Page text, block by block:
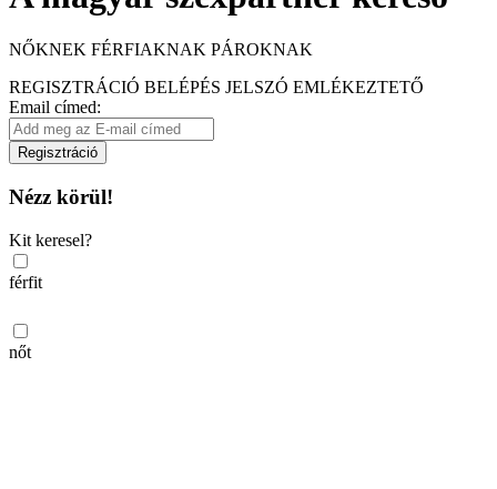
NŐKNEK FÉRFIAKNAK PÁROKNAK
REGISZTRÁCIÓ BELÉPÉS JELSZÓ EMLÉKEZTETŐ
Email címed:
Regisztráció
Nézz körül!
Kit keresel?
férfit
nőt